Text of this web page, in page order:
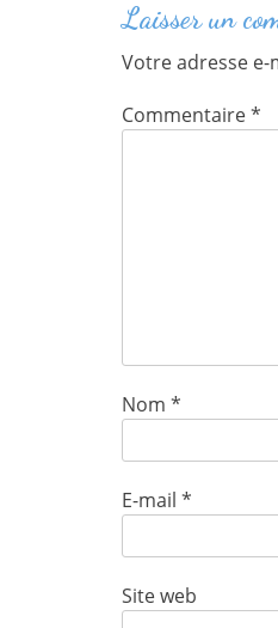
Laisser un
Votre adresse e-
Commentaire*
Nom *
E-mail *
Site web